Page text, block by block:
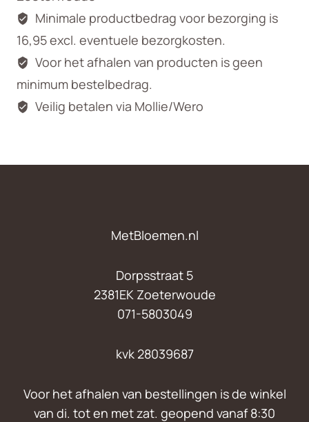
Minimale productbedrag voor bezorging is
16,95 excl. eventuele bezorgkosten.
Voor het afhalen van producten is geen
minimum bestelbedrag.
Veilig betalen via Mollie/Wero
MetBloemen.nl
Dorpsstraat 5
2381EK Zoeterwoude
071-5803049
kvk 28039687
Voor het afhalen van bestellingen is de winkel
van di. tot en met zat. geopend vanaf 8:30